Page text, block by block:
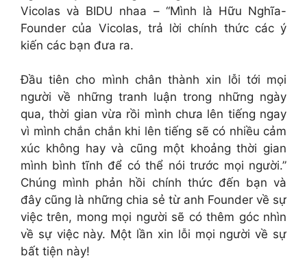
Vicolas và BIDU nhaa – “Mình là Hữu Nghĩa-
Founder của Vicolas, trả lời chính thức các ý
kiến các bạn đưa ra.
Đầu tiên cho mình chân thành xin lỗi tới mọi
người về những tranh luận trong những ngày
qua, thời gian vừa rồi mình chưa lên tiếng ngay
vì mình chắn chắn khi lên tiếng sẽ có nhiều cảm
xúc không hay và cũng một khoảng thời gian
mình bình tĩnh để có thể nói trước mọi người.”
Chúng mình phản hồi chính thức đến bạn và
đây cũng là những chia sẻ từ anh Founder về sự
việc trên, mong mọi người sẽ có thêm góc nhìn
về sự việc này. Một lần xin lỗi mọi người về sự
bất tiện này!